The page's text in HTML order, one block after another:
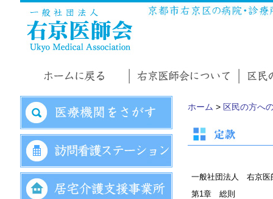
ホーム > 区民の方へ
一般社団法人 右京医
第1章 総則